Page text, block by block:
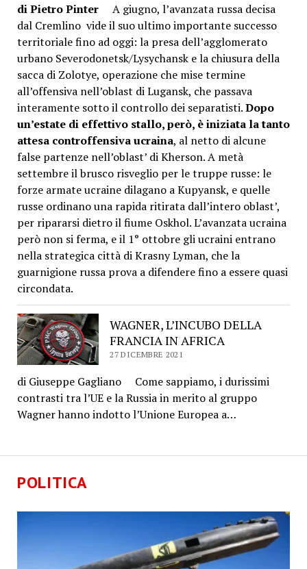
POLITICA
di Pietro PinterA giugno, l’avanzata russa decisa
dal Cremlino vide il suo ultimo importante successo
territoriale fino ad oggi: la presa dell’agglomerato
urbano Severodonetsk/Lysychansk e la chiusura della
sacca di Zolotye, operazione che mise termine
all’offensiva nell’oblast di Lugansk, che passava
interamente sotto il controllo dei separatisti.Dopo
un’estate di effettivo stallo, però, è iniziata la tanto
attesa controffensiva ucraina, al netto di alcune
false partenze nell’oblast’ di Kherson.A metà
settembre il brusco risveglio per le truppe russe: le
forze armate ucraine dilagano a Kupyansk, e quelle
russe ordinano una rapida ritirata dall’intero oblast’,
per ripararsi dietro il fiume Oskhol. L’avanzata ucraina
però non si ferma, e il 1° ottobre gli ucraini entrano
nella strategica città di Krasny Lyman, che la
guarnigione russa prova a difendere fino a essere quasi
circondata.
WAGNER, L’INCUBO DELLA
FRANCIA IN AFRICA
27 DICEMBRE 2021
di Giuseppe Gagliano Come sappiamo, i durissimi
contrasti tra l’UE e la Russia in merito al gruppo
Wagner hanno indotto l’Unione Europea a…